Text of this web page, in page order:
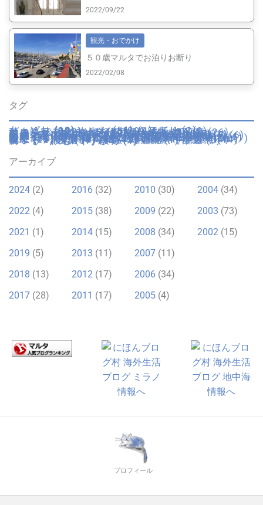
2022/09/22
観光・おでかけ
５０歳マルタでお泊りお断り
2022/02/08
タグ
あっぱれ (13) いいね (51) お知らせ (1)
びっくり (32) もやもや (29) イギリス (9)
イタリア (222) イタリア妊婦生活 (34)
エンターテイメント (20) カトリック行事 (26)
カルチャー (20) ゴゾ (93) サイト (7)
ショップ (17) スペイン (1) トリュフ (3)
フランス (2) マルタ (42) ミュージアム (5)
不便 (11) 不動産 (7) 乗物・交通 (16) 仮装 (4)
伝統 (5) 便利 (10) 健康 (19) 回想録 (12) 園芸 (6)
夫のピー太郎 (9) 学校・教育 (24) 容姿 (6)
年末年始 (8) 引越し (11) 役所・警察 (3)
心が痛む (1) 思いふける (8) 成長 (16) 手続き (6)
日本 (10) 日本里帰り (20) 日用品 (2) 時間 (2)
歴史 (7) 歴史的建造物 (8) 気候 (25) 海 (13) 湖 (1)
溜息 (19) 物価 (11) 猫 (12) 画材 (1) 病院 (19)
祝う (21) 穴場 (4) 自動車運転免許 (4) 自然 (14)
菓子 (13) 言語 (9) 跡地 (3) 遺跡 (1) 配送 (5)
食べる・飲む (37) 骸骨 (1)
アーカイブ
2024 (2)
2022 (4)
2021 (1)
2019 (5)
2018 (13)
2017 (28)
2016 (32)
2015 (38)
2014 (15)
2013 (11)
2012 (17)
2011 (17)
2010 (30)
2009 (22)
2008 (34)
2007 (11)
2006 (34)
2005 (4)
2004 (34)
2003 (73)
2002 (15)
プロフィール